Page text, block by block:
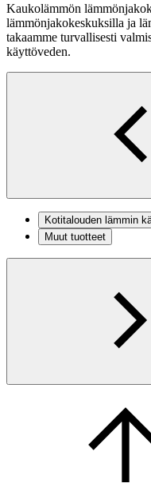
Kaukolämmön
lämmönjakokeskuksilla ja
takaamme turvallisesti
käyttöveden.
Kotitalouden lämmin
Muut tuotteet